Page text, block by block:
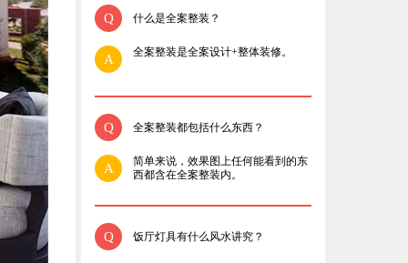
Q 什么是全案整装？
A 全案整装是全案设计+整体装修。
Q 全案整装都包括什么东西？
A
简单来说，效果图上任何能看到的东
西都含在全案整装内。
Q 饭厅灯具有什么风水讲究？